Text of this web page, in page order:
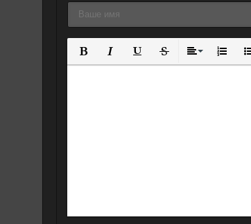
Полужирный
КурсивПодчеркнутый
Зачеркнутый